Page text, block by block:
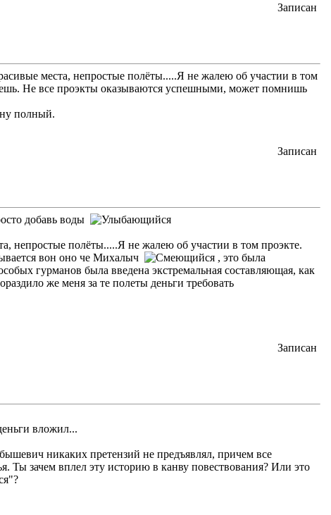
Записан
места, непростые полёты.....Я не жалею об участии в том
Не все проэкты оказываются успешными, может помнишь
полный.
Записан
добавь воды
непростые полёты.....Я не жалею об участии в том проэкте.
вон оно че Михалыч
, это была
гурманов была введена экстремальная составляющая, как
же меня за те полеты деньги требовать
Записан
вложил...
никаких претензий не предъявлял, причем все
зачем вплел эту историю в канву повествования? Или это